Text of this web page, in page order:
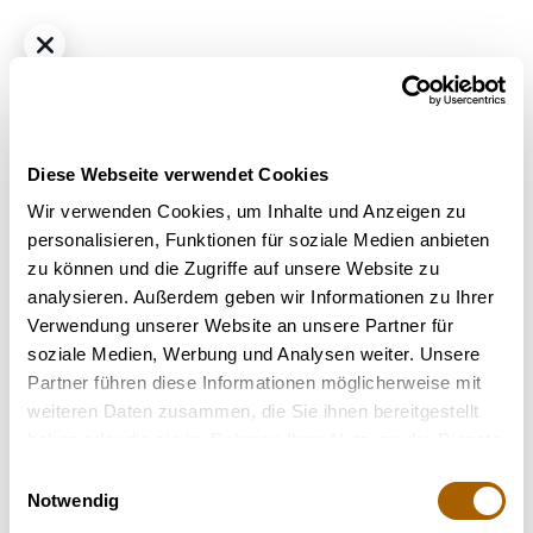
Diese Webseite verwendet Cookies
Wir verwenden Cookies, um Inhalte und Anzeigen zu
personalisieren, Funktionen für soziale Medien anbieten
zu können und die Zugriffe auf unsere Website zu
analysieren. Außerdem geben wir Informationen zu Ihrer
Verwendung unserer Website an unsere Partner für
soziale Medien, Werbung und Analysen weiter. Unsere
Partner führen diese Informationen möglicherweise mit
weiteren Daten zusammen, die Sie ihnen bereitgestellt
Notwendig
Hybrid THC26% CBD<1.0%
Citron Cookies TRUU HS 26:01
Bestrahlung: Unbestrahlt
Strain: Citron Cookies
Terpene: Beta-Caryophyllen, Beta-Myrcen, Limonen,
Nicht verfügbar